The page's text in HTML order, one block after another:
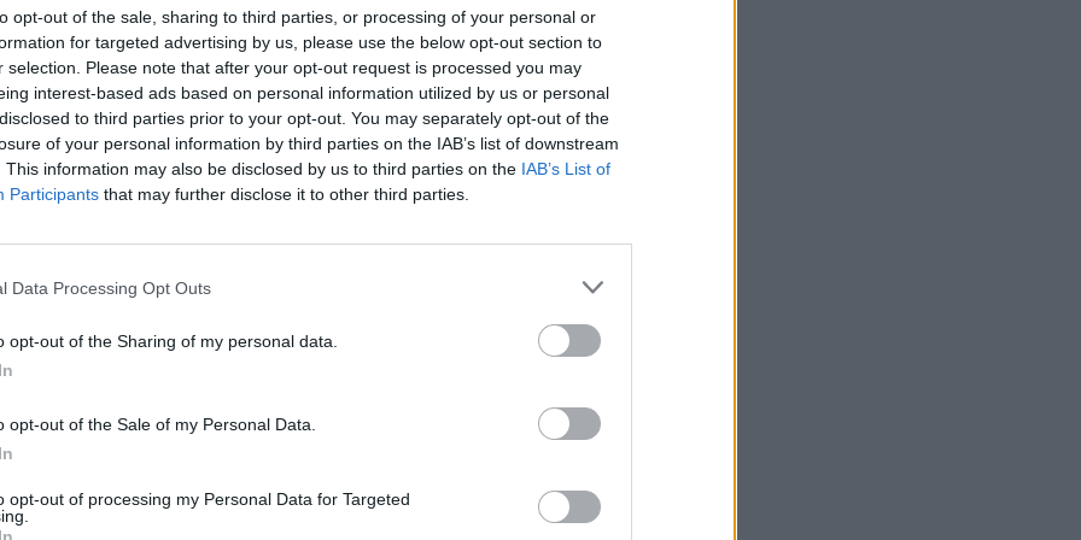
opt-out of the sale, sharing to third parties, or processing of your personal or
for targeted advertising by us, please use the below opt-out section to
selection. Please note that after your opt-out request is processed you may
interest-based ads based on personal information utilized by us or personal
to third parties prior to your opt-out. You may separately opt-out of the
of your personal information by third parties on the IAB’s list of downstream
This information may also be disclosed by us to third parties on the IAB’s List of
Participants that may further disclose it to other third parties.
Data Processing Opt Outs
opt-out of the Sharing of my personal data.
opt-out of the Sale of my Personal Data.
opt-out of processing my Personal Data for Targeted
„Liverpool“
taupyklėje – dar
Londono
LFF taurėje
triumfavusi „Banga“
nesibaigė – 69-ąją min. 11 metrų baudinį realizavo
Arpas.